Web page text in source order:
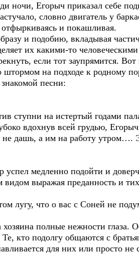
ночи, Егорыч приказал себе
словно двигатель у
и покашливая.
и подобию, вкладывая
их какими-то
если тот заупрямится. Вот
штормом на подходе к родному
песни:
ступни на истертый годами
вдохнув всей грудью,
не дашь, а им на работу
медленно подойти и
выражая преданность и
лугу, что о вас с Соней не
полные нежности глаза.
кто подолгу общаются с
для них или просто